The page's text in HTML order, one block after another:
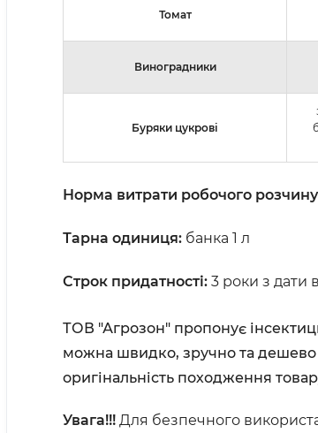
Томат
Виноградники
Буряки цукрові
Норма витрати робочого
Тарна одиниця: банка 1 л
Строк придатності: 3 роки з дати
ТОВ "Агрозон" пропонує
можна швидко, зручно та дешево
оригінальність походження
Увага!!! Для безпечного